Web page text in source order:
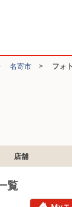
名寄市 > フォ
店舗
覧